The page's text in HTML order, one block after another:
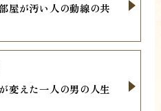
屋が汚い人の動線の共
変えた一人の男の人生